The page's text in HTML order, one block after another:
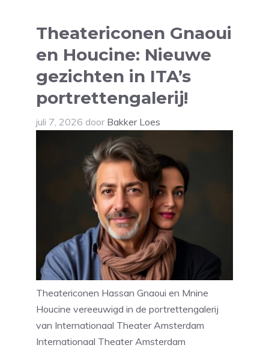
Theatericonen Gnaoui
en Houcine: Nieuwe
gezichten in ITA’s
portrettengalerij!
juli 7, 2026 door Bakker Loes
Theatericonen Hassan Gnaoui en Mnine
Houcine vereeuwigd in de portrettengalerij
van Internationaal Theater Amsterdam
Internationaal Theater Amsterdam